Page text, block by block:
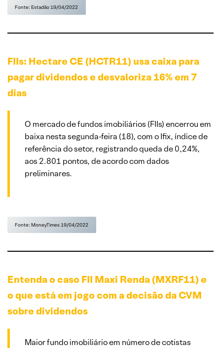
Fonte: Estadão 19/04/2022
FIIs: Hectare CE (HCTR11) usa caixa para
pagar dividendos e desvaloriza 16% em 7
dias
O mercado de fundos imobiliários (FIIs) encerrou em
baixa nesta segunda-feira (18), com o Ifix, índice de
referência do setor, registrando queda de 0,24%,
aos 2.801 pontos, de acordo com dados
preliminares.
Fonte: MoneyTimes 19/04/2022
Entenda o caso FII Maxi Renda (MXRF11) e
o que está em jogo com a decisão da CVM
sobre dividendos
Maior fundo imobiliário em número de cotistas